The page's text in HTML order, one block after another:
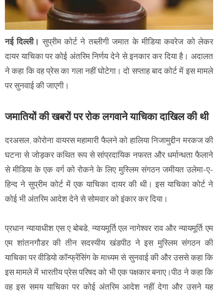
नई दिल्ली। सुप्रीम कोर्ट ने तब्लीगी जमात के मीडिया कवरेज को लेकर
दायर याचिका पर कोई अंतरिम निर्णय देने से इनकार कर दिया है। अदालत
ने कहा कि वह प्रेस का गला नहीं घोटेगा। दो सप्ताह बाद कोर्ट में इस मामले
पर सुनवाई की जाएगी।
जमातियों की खबरों पर रोक लगवाने याचिका दाखिल की थी
दरअसल, कोरोना वायरस महामारी फैलने को हालिया निजामुद्दीन मरकज की
घटना से जोड़कर कथित रूप से सांप्रदायिक नफरत और धर्मान्धता फैलाने
से मीडिया के एक वर्ग को रोकने के लिए मुस्लिम संगठन जमीयत उलेमा-ए-
हिन्द ने सुप्रीम कोर्ट में एक याचिका दायर की थी। इस याचिका कोर्ट ने
कोई भी अंतरिम आदेश देने से सोमवार को इंकार कर दिया।
प्रधान न्यायाधीश एस ए बोबडे, न्यायमूर्ति एल नागेश्वर राव और न्यायमूर्ति एम
एम शांतनगौडर की तीन सदस्यीय खंडपीठ ने इस मुस्लिम संगठन की
याचिका पर वीडियो कॉन्फ्रेंसिंग के माध्यम से सुनवाई की और उससे कहा कि
इस मामले में भारतीय प्रेस परिषद को भी एक पक्षकार बनाए।पीठ ने कहा कि
वह इस समय याचिका पर कोई अंतरिम आदेश नहीं देगा और उसने यह